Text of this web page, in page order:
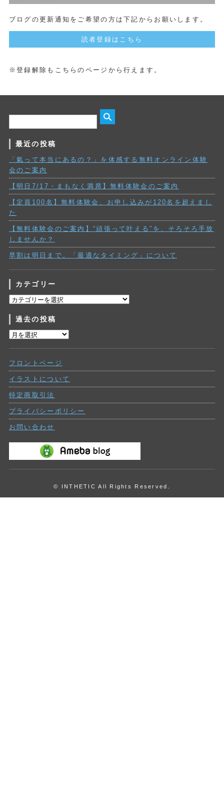
ブログの更新通知をご希望の方は下記からお願いします。
読者登録はこちら
※登録解除もこちらのページから行えます。
最近の投稿
「氣って本当にあるの？」を体感する無料オンライン体験
会のご案内
【明日7/17・まもなく満席】無料体験会のご案内
【定員100名】無料体験会、お申し込みが120名を超えまし
た
【無料体験会のご案内】“頑張って叶える”を、そろそろ手放
しませんか？
早割は明日まで。「最適なタイミング」について
カテゴリー
カ
ゴ
リ
ー
過去の投稿
過
投
稿
フロントページ
イラストについて
特定商取引法
プライバシーポリシー
お問い合わせ
© INTHETIC All Rights Reserved.